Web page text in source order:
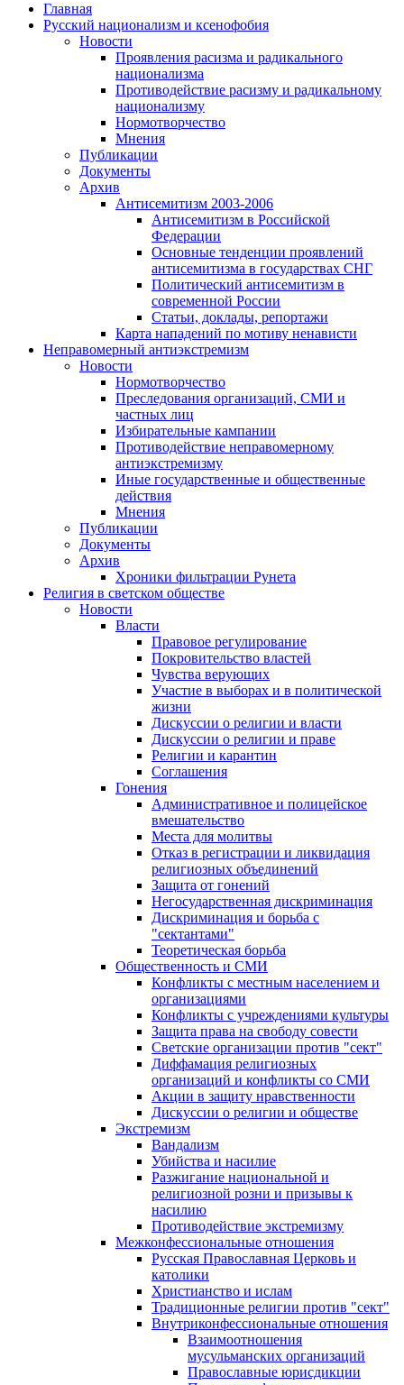
Главная
Русский национализм и ксенофобия
Новости
Проявления расизма и радикального
национализма
Противодействие расизму и радикальному
национализму
Нормотворчество
Мнения
Публикации
Документы
Архив
Антисемитизм 2003-2006
Антисемитизм в Российской
Федерации
Основные тенденции проявлений
антисемитизма в государствах СНГ
Политический антисемитизм в
современной России
Статьи, доклады, репортажи
Карта нападений по мотиву ненависти
Неправомерный антиэкстремизм
Новости
Нормотворчество
Преследования организаций, СМИ и
частных лиц
Избирательные кампании
Противодействие неправомерному
антиэкстремизму
Иные государственные и общественные
действия
Мнения
Публикации
Документы
Архив
Хроники фильтрации Рунета
Религия в светском обществе
Новости
Власти
Правовое регулирование
Покровительство властей
Чувства верующих
Участие в выборах и в политической
жизни
Дискуссии о религии и власти
Дискуссии о религии и праве
Религии и карантин
Соглашения
Гонения
Административное и полицейское
вмешательство
Места для молитвы
Отказ в регистрации и ликвидация
религиозных объединений
Защита от гонений
Негосударственная дискриминация
Дискриминация и борьба с
"сектантами"
Теоретическая борьба
Общественность и СМИ
Конфликты с местным населением и
организациями
Конфликты с учреждениями культуры
Защита права на свободу совести
Светские организации против "сект"
Диффамация религиозных
организаций и конфликты со СМИ
Акции в защиту нравственности
Дискуссии о религии и обществе
Экстремизм
Вандализм
Убийства и насилие
Разжигание национальной и
религиозной розни и призывы к
насилию
Противодействие экстремизму
Межконфессиональные отношения
Русская Православная Церковь и
католики
Христианство и ислам
Традиционные религии против "сект"
Внутриконфессиональные отношения
Взаимоотношения
мусульманских организаций
Православные юрисдикции